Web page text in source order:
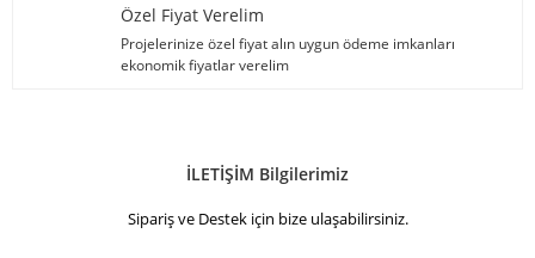
Özel Fiyat Verelim
Projelerinize özel fiyat alın uygun ödeme imkanları
ekonomik fiyatlar verelim
İLETİŞİM Bilgilerimiz
Sipariş ve Destek için bize ulaşabilirsiniz.